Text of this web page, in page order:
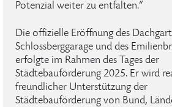
Potenzial weiter zu entfalten.“
Die offizielle Eröffnung des
Schlossberggarage und des
erfolgte im Rahmen des Tages der
Städtebauförderung 2025. Er wird
freundlicher Unterstützung der
Städtebauförderung von Bund,